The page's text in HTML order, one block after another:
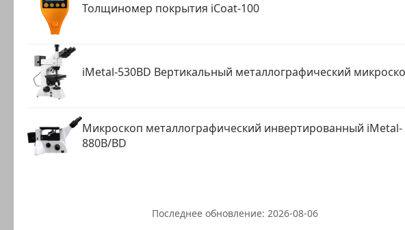
Толщиномер покрытия iCoat-100
iMetal-530BD Вертикальный металлографический
Микроскоп металлографический инвертированный iMetal-
880B/BD
Последнее обновление: 2026-08-06